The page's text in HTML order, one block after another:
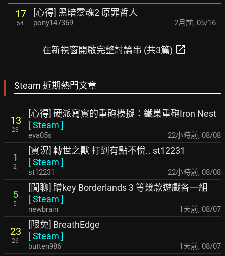
17
54
[心得] 黑暗靈魂2 原罪哲人
pony147369 2月前, 05/16
在新視窗開啟完整討論串 (共3篇) open_in_new
Steam 近期熱門文章
13
23
[心得] 硬派寫實的重砲模擬：鐵巢重砲Iron Nest
[Steam ]
eva05s 22小時前, 08/08
1
2
[實況] 轉世之獸 打到有點不悅.. st12231
[Steam ]
st12231 22小時前, 08/08
5
5
[閒聊] 贈key Borderlands 3 等幾款遊戲各一組
[Steam ]
newbrain 1天前, 08/07
23
26
[限免] BreathEdge
[Steam ]
butten986 1天前, 08/07